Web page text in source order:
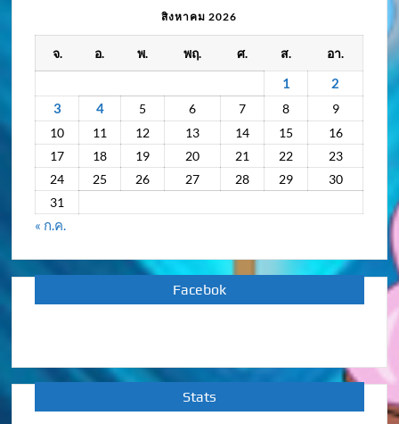
กิจกรรม
ย้อน
สิงหาคม 2026
จ. อ. พ. พฤ. ศ. ส. อา.
1
2
3
4 5 6 7 8
9
10
11 12 13 14 15
16
17
18 19 20 21 22
23
24
25 26 27 28 29
30
31
« ก.ค.
Facebok
Stats